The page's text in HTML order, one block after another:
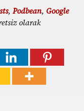
, Podbean, Google
olarak